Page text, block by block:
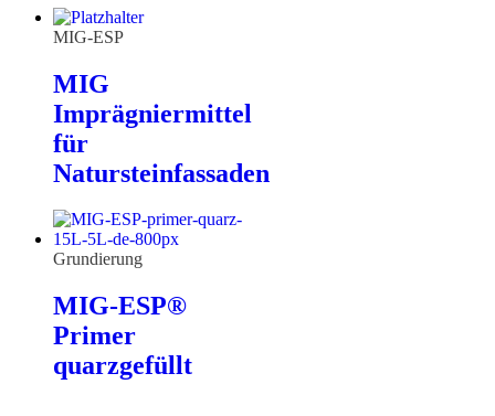
MIG-ESP
MIG
Imprägniermittel
für
Natursteinfassaden
Grundierung
MIG-ESP®
Primer
quarzgefüllt